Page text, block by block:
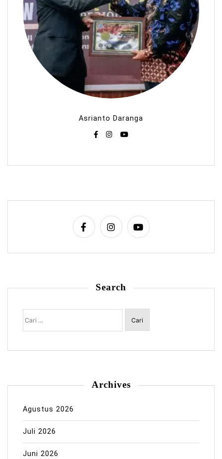
Asrianto Daranga
Search
Cari
untuk:
Archives
Agustus 2026
Juli 2026
Juni 2026